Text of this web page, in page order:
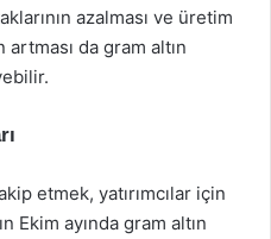
azalması ve üretim
da gram altın
etmek, yatırımcılar için
Ekim ayında gram altın